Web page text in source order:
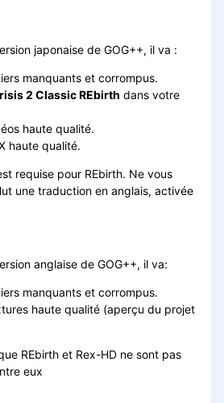
japonaise de GOG++, il va :
manquants et corrompus.
2 Classic REbirth dans votre
haute qualité.
haute qualité.
requise pour REbirth. Ne vous
une traduction en anglais, activée
anglaise de GOG++, il va:
manquants et corrompus.
haute qualité (aperçu du projet
REbirth et Rex-HD ne sont pas
eux